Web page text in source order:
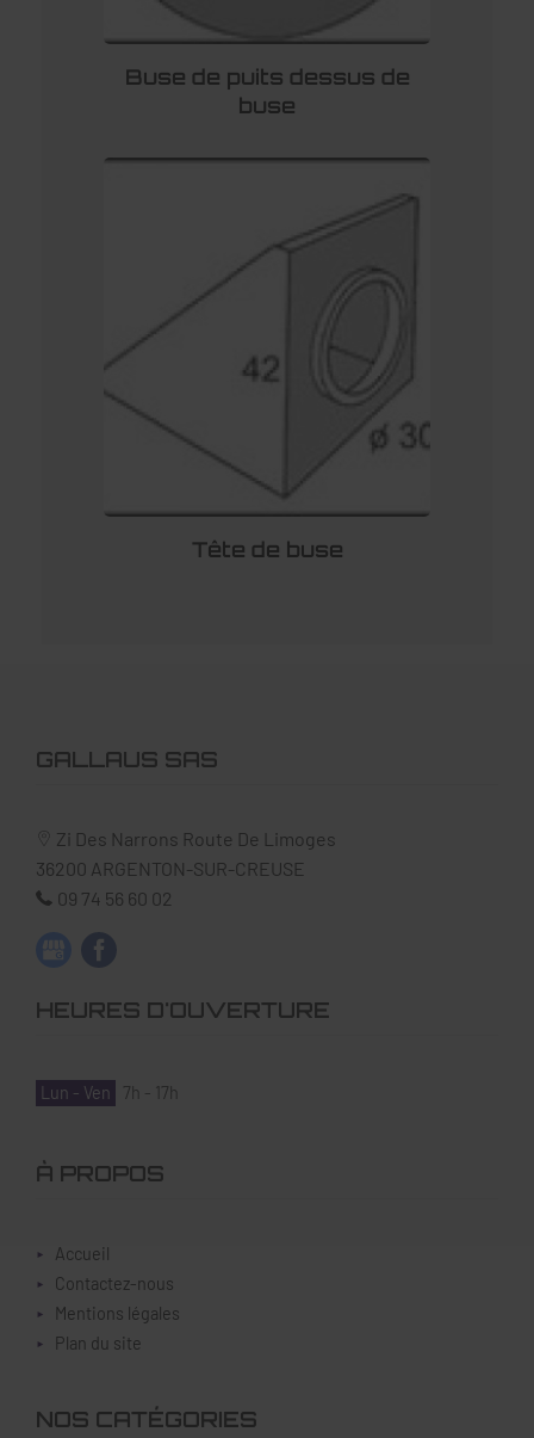
Buse de puits dessus de
buse
Tête de buse
GALLAUS SAS
Zi Des Narrons Route De Limoges
36200 ARGENTON-SUR-CREUSE
09 74 56 60 02
HEURES D'OUVERTURE
Lun - Ven 7h - 17h
À PROPOS
Accueil
Contactez-nous
Mentions légales
Plan du site
NOS CATÉGORIES